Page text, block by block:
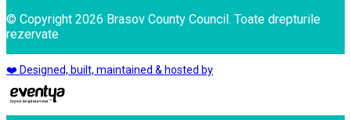
© Copyright 2026 Brasov County Council. Toate drepturile
rezervate
❤️ Designed, built, maintained & hosted by